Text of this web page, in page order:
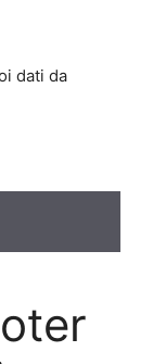
dati da